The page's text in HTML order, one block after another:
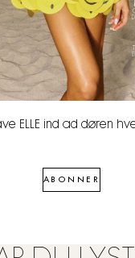
ELLE ind ad døren
ABONNER